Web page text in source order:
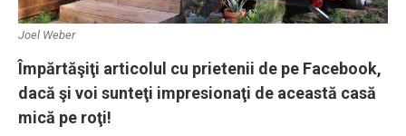
Joel Weber
Împărtăşiţi articolul cu prietenii de pe Facebook,
dacă şi voi sunteţi impresionaţi de această casă
mică pe roţi!